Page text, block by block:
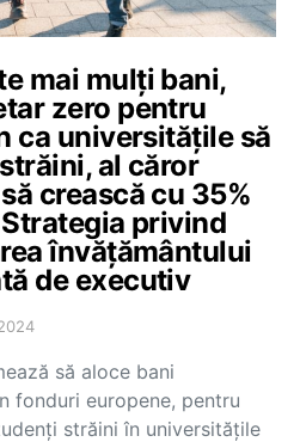
mai mulți bani,
zero pentru
ca universitățile să
al căror
crească cu 35%
privind
învățământului
de executiv
să aloce bani
fonduri europene, pentru
străini în universitățile